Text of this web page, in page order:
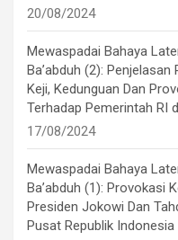
20/08/2024
Mewaspadai Bahaya
Ba’abduh (2):
Keji, Kedunguan Dan
Terhadap Pemerintah RI
17/08/2024
Mewaspadai Bahaya
Ba’abduh (1): Provokasi
Presiden Jokowi Dan
Pusat Republik Indonesia